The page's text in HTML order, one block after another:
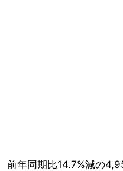
前年同期比14.7%減の